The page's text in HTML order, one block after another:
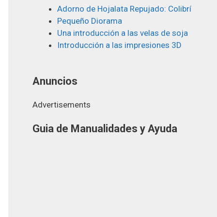
Adorno de Hojalata Repujado: Colibrí
Pequeño Diorama
Una introducción a las velas de soja
Introducción a las impresiones 3D
Anuncios
Advertisements
Guia de Manualidades y Ayuda